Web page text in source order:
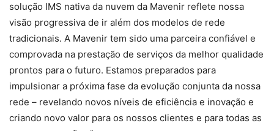
solução IMS nativa da nuvem da Mavenir reflete nossa
visão progressiva de ir além dos modelos de rede
tradicionais. A Mavenir tem sido uma parceira confiável e
comprovada na prestação de serviços da melhor qualidade
prontos para o futuro. Estamos preparados para
impulsionar a próxima fase da evolução conjunta da nossa
rede – revelando novos níveis de eficiência e inovação e
criando novo valor para os nossos clientes e para todas as